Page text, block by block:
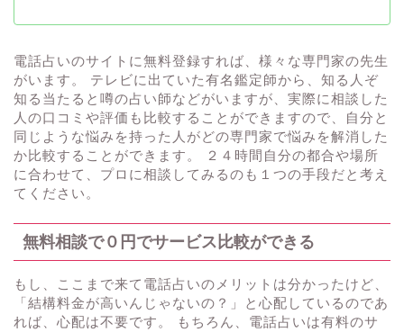
電話占いのサイトに無料登録すれば、様々な専門家の先生
がいます。 テレビに出ていた有名鑑定師から、知る人ぞ
知る当たると噂の占い師などがいますが、実際に相談した
人の口コミや評価も比較することができますので、自分と
同じような悩みを持った人がどの専門家で悩みを解消した
か比較することができます。 ２４時間自分の都合や場所
に合わせて、プロに相談してみるのも１つの手段だと考え
てください。
無料相談で０円でサービス比較ができる
もし、ここまで来て電話占いのメリットは分かったけど、
「結構料金が高いんじゃないの？」と心配しているのであ
れば、心配は不要です。 もちろん、電話占いは有料のサ